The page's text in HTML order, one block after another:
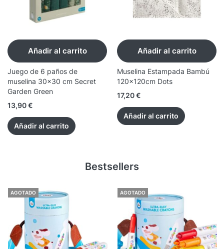
Añadir al carrito
Juego de 6 paños de
muselina 30x30 cm Secret
Garden Green
13,90€
Añadir al carrito
Añadir al carrito
Muselina Estampada Bambú
120x120cm Dots
17,20€
Añadir al carrito
Bestsellers
AGOTADO AGOTADO